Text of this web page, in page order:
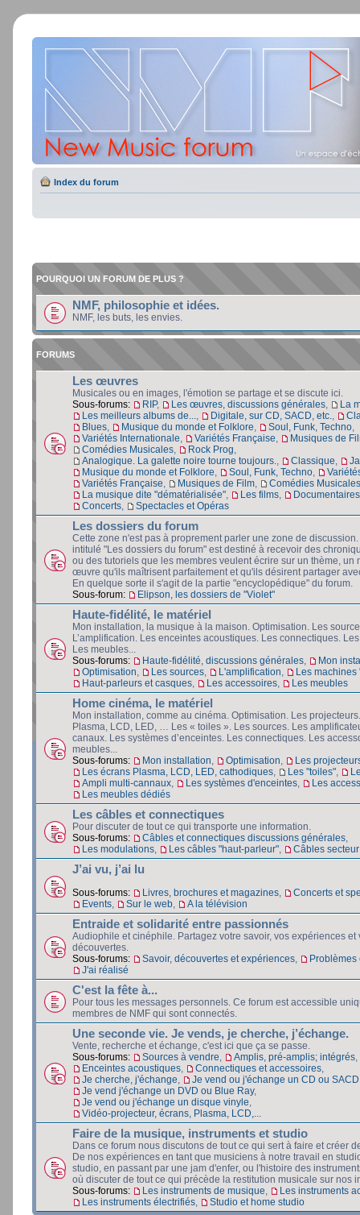
Index du forum
POURQUOI UN FORUM DE PLUS ?
NMF, philosophie et idées.
NMF, les buts, les envies.
FORUMS
Les œuvres
Musicales ou en images, l'émotion se partage et se discute ici.
Sous-forums:
RIP, Les œuvres, discussions générales
La
Les meilleurs albums de...
Digitale, sur CD, SACD, etc.
Blues
Musique du monde et Folklore Soul, Funk, Techno
Variétés Internationale
Variétés Française
Musiques de
Comédies Musicales
Rock Prog
Analogique. La galette noire tourne toujours.
Classique
Musique du monde et Folklore
Soul, Funk, Techno
Variétés Française
Musiques de Film
Comédies Musicales
La musique dite "dématérialisée"
Les films
Concerts
Spectacles et Opéras
Les dossiers du forum
Cette zone n'est pas à proprement parler une zone de
intitulé "Les dossiers du forum" est destiné à recevoir des
ou des tutoriels que les membres veulent écrire sur un thème, un
œuvre qu'ils maîtrisent parfaitement et qu'ils désirent partager
En quelque sorte il s'agit de la partie "encyclopédique" du forum.
Sous-forum:
Elipson, les dossiers de "Violet"
Haute-fidélité, le matériel
Mon installation, la musique à la maison. Optimisation. Les
L’amplification. Les enceintes acoustiques. Les connectiques.
Les meubles...
Sous-forums:
Haute-fidélité, discussions générales
Mon
Optimisation
Les sources L'amplification
Les machines
Haut-parleurs et casques
Les accessoires Les meubles
Home cinéma, le matériel
Mon installation, comme au cinéma. Optimisation. Les
Plasma, LCD, LED, … Les « toiles ». Les sources. Les
canaux. Les systèmes d’enceintes. Les connectiques. Les
meubles...
Sous-forums:
Mon installation Optimisation
Les
Les écrans Plasma, LCD, LED, cathodiques
Les "toiles"
Ampli multi-cannaux
Les systèmes d'enceintes
Les
Les meubles dédiés
Les câbles et connectiques
Pour discuter de tout ce qui transporte une information.
Sous-forums:
Câbles et connectiques discussions générales
Les modulations
Les câbles "haut-parleur" Câbles
J’ai vu, j’ai lu
Sous-forums: Livres, brochures et magazines
Concerts et
Events
Sur le web A la télévision
Entraide et solidarité entre passionnés
Audiophile et cinéphile. Partagez votre savoir, vos expériences et
découvertes.
Sous-forums:
Savoir, découvertes et expériences
Problèmes
J'ai réalisé
C'est la fête à...
Pour tous les messages personnels. Ce forum est accessible
membres de NMF qui sont connectés.
Une seconde vie. Je vends, je cherche, j’échange.
Vente, recherche et échange, c'est ici que ça se passe.
Sous-forums:
Sources à vendre Amplis, pré-amplis; intégrés
Enceintes acoustiques
Connectiques et accessoires
Je cherche, j'échange
Je vend ou j'échange un CD ou SACD
Je vend j'échange un DVD ou Blue Ray,
Je vend ou j'échange un disque vinyle
Vidéo-projecteur, écrans, Plasma, LCD,...
Faire de la musique, instruments et studio
Dans ce forum nous discutons de tout ce qui sert à faire et créer
De nos expériences en tant que musiciens à notre travail en
studio, en passant par une jam d'enfer, ou l'histoire des
où discuter de tout ce qui précède la restitution musicale sur nos
Sous-forums:
Les instruments de musique
Les instruments
Les instruments électrifiés
Studio et home studio